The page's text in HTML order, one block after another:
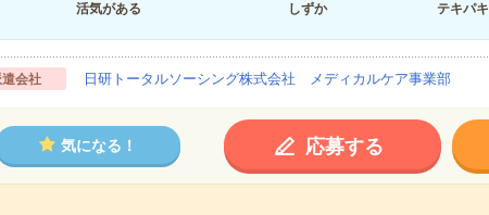
活気がある
しずか
テキパキ
遣会社 日研トータルソーシング株式会社 メディカルケア事業部
気になる！ 応募する